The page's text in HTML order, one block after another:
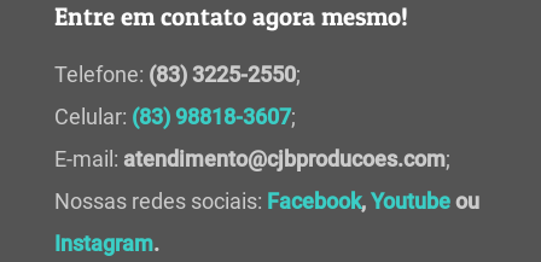
Entre em contato agora mesmo!
Telefone: (83) 3225-2550;
Celular: (83) 98818-3607;
E-mail: atendimento@cjbproducoes.com;
Nossas redes sociais: Facebook,Youtubeou
Instagram.